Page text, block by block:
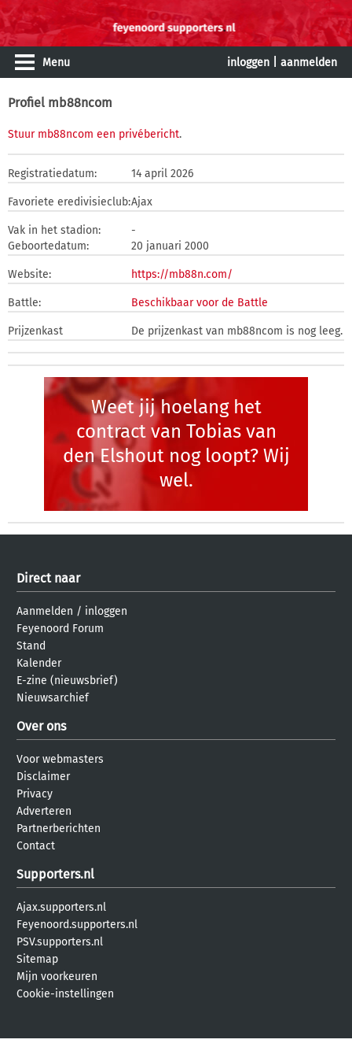
Menu inloggen aanmelden
Profiel mb88ncom
Stuur mb88ncom een privébericht.
Registratiedatum: 14 april 2026
Favoriete eredivisieclub:Ajax
Vak in het stadion:
-
Geboortedatum:
20 januari 2000
Website: https://mb88n.com/
Battle: Beschikbaar voor de Battle
Prijzenkast De prijzenkast van mb88ncom is nog leeg.
Weet jij hoelang het
contract van Tobias van
den Elshout nog loopt? Wij
wel.
Direct naar
Aanmelden / inloggen
Feyenoord Forum
Stand
Kalender
E-zine (nieuwsbrief)
Nieuwsarchief
Over ons
Voor webmasters
Disclaimer
Privacy
Adverteren
Partnerberichten
Contact
Supporters.nl
Ajax.supporters.nl
Feyenoord.supporters.nl
PSV.supporters.nl
Sitemap
Mijn voorkeuren
Cookie-instellingen